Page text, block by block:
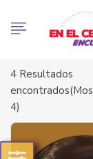
4 Resultados
4)